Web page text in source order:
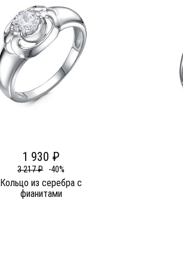
1 930 ₽
3 217 ₽ -40%
Кольцо из серебра c
фианитами